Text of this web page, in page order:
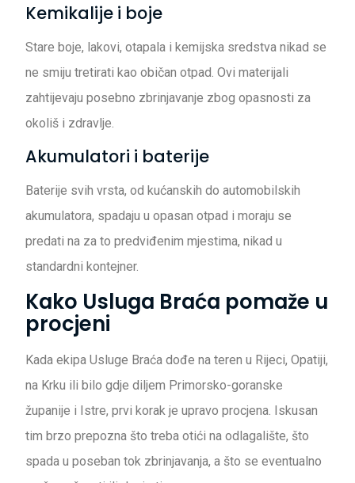
Kemikalije i boje
Stare boje, lakovi, otapala i kemijska sredstva nikad se
ne smiju tretirati kao običan otpad. Ovi materijali
zahtijevaju posebno zbrinjavanje zbog opasnosti za
okoliš i zdravlje.
Akumulatori i baterije
Baterije svih vrsta, od kućanskih do automobilskih
akumulatora, spadaju u opasan otpad i moraju se
predati na za to predviđenim mjestima, nikad u
standardni kontejner.
Kako Usluga Braća pomaže u
procjeni
Kada ekipa Usluge Braća dođe na teren u Rijeci, Opatiji,
na Krku ili bilo gdje diljem Primorsko-goranske
županije i Istre, prvi korak je upravo procjena. Iskusan
tim brzo prepozna što treba otići na odlagalište, što
spada u poseban tok zbrinjavanja, a što se eventualno